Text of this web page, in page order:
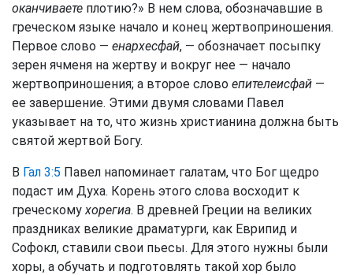
оканчиваете плотию?» В нем слова, обозначавшие в
греческом языке начало и конец жертвоприношения.
Первое слово — енархесфай, — обозначает посыпку
зерен ячменя на жертву и вокруг нее — начало
жертвоприношения; а второе слово епителеисфай —
ее завершение. Этими двумя словами Павел
указывает на то, что жизнь христианина должна быть
святой жертвой Богу.
В Гал 3:5 Павел напоминает галатам, что Бог щедро
подаст им Духа. Корень этого слова восходит к
греческомухорегиа. В древней Греции на великих
праздниках великие драматурги, как Еврипид и
Софокл, ставили свои пьесы. Для этого нужны были
хоры, а обучать и подготовлять такой хор было